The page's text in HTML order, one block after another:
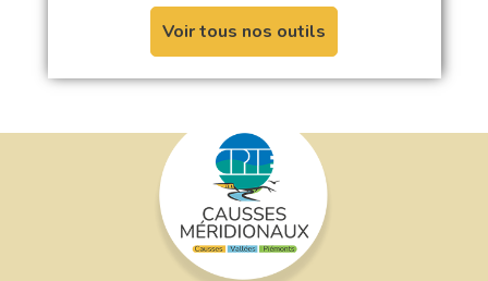
Voir tous nos outils